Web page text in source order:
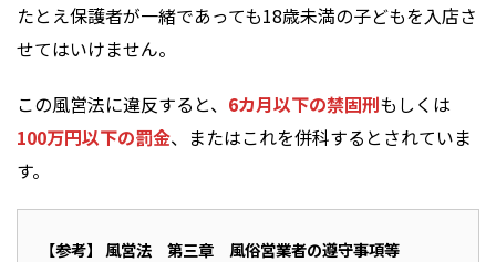
たとえ保護者が一緒であっても18歳未満の子どもを入店さ
せてはいけません。
この風営法に違反すると、 6カ月以下の禁固刑もしくは
100万円以下の罰金、またはこれを併科するとされていま
す。
【参考】 風営法 第三章 風俗営業者の遵守事項等